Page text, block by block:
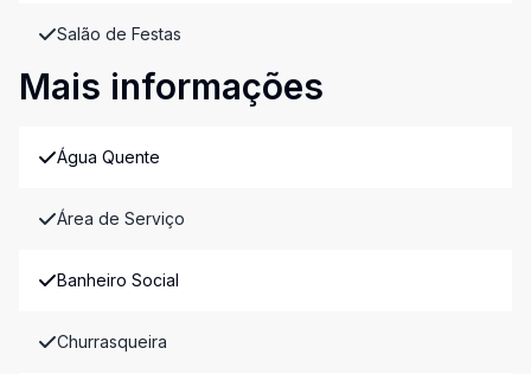
Salão de Festas
Mais informações
Água Quente
Área de Serviço
Banheiro Social
Churrasqueira